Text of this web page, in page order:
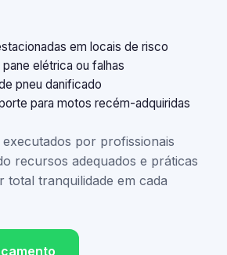
em locais de risco
elétrica ou falhas
pneu danificado
para motos recém-adquiridas
por profissionais
recursos adequados e práticas
total tranquilidade em cada